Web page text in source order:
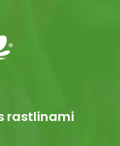
rastlinami